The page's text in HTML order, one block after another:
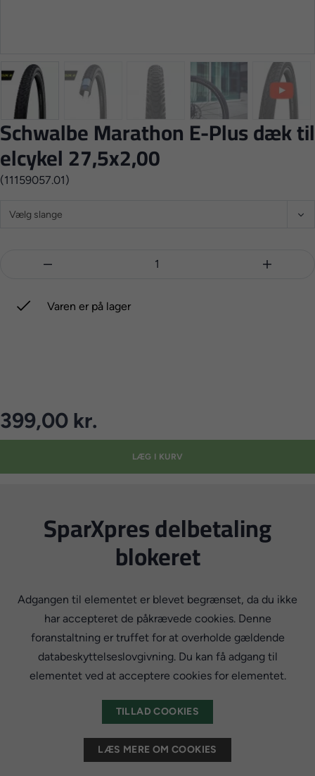
Schwalbe Marathon E-Plus dæk til
elcykel 27,5x2,00
(11159057.01)
 
 Varen er på lager
399,00 kr.
LÆG I KURV
SparXpres delbetaling
blokeret
Adgangen til elementet er blevet begrænset, da du ikke
har accepteret de påkrævede cookies. Denne
foranstaltning er truffet for at overholde gældende
databeskyttelseslovgivning. Du kan få adgang til
elementet ved at acceptere cookies for elementet.
TILLAD COOKIES
LÆS MERE OM COOKIES